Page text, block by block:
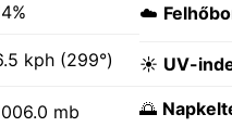
kph (299°)
mb
☁️
☀️ UV-
🌅